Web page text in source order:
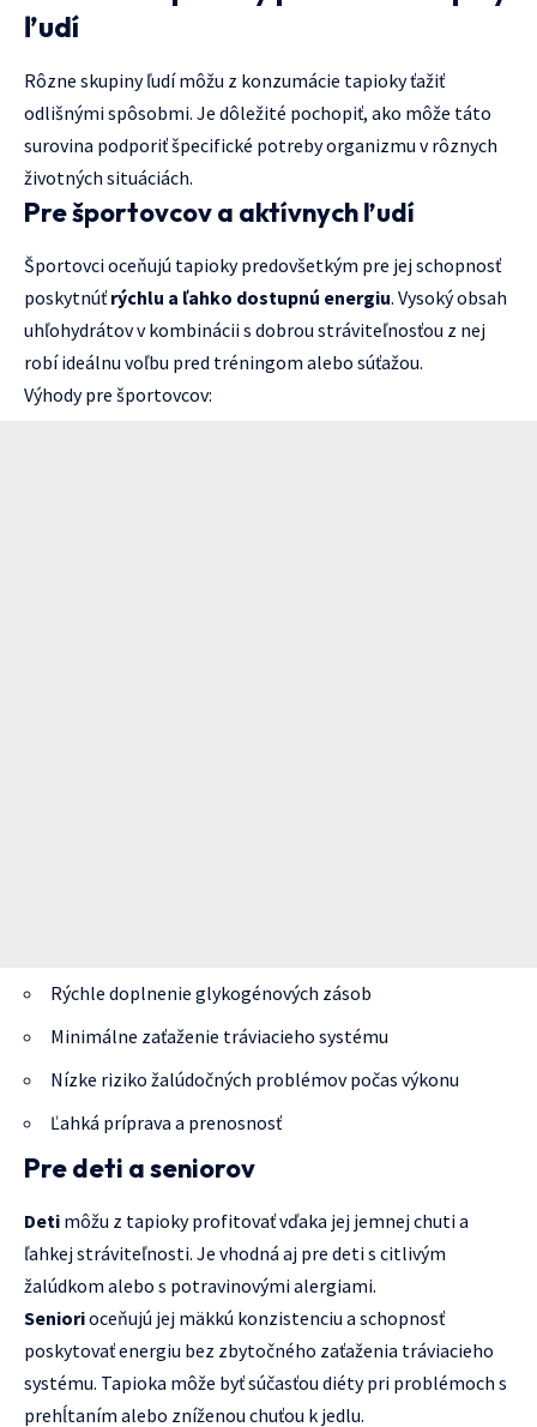
ľudí
Rôzne skupiny ľudí môžu z konzumácie tapioky ťažiť
odlišnými spôsobmi. Je dôležité pochopiť, ako môže táto
surovina podporiť špecifické potreby organizmu v rôznych
životných situáciách.
Pre športovcov a aktívnych ľudí
Športovci oceňujú tapioky predovšetkým pre jej schopnosť
poskytnúť rýchlu a ľahko dostupnú energiu. Vysoký obsah
uhľohydrátov v kombinácii s dobrou stráviteľnosťou z nej
robí ideálnu voľbu pred tréningom alebo súťažou.
Výhody pre športovcov:
Rýchle doplnenie glykogénových zásob
Minimálne zaťaženie tráviacieho systému
Nízke riziko žalúdočných problémov počas výkonu
Ľahká príprava a prenosnosť
Pre deti a seniorov
Deti môžu z tapioky profitovať vďaka jej jemnej chuti a
ľahkej stráviteľnosti. Je vhodná aj pre deti s citlivým
žalúdkom alebo s potravinovými alergiami.
Seniorioceňujú jej mäkkú konzistenciu a schopnosť
poskytovať energiu bez zbytočného zaťaženia tráviacieho
systému. Tapioka môže byť súčasťou diéty pri problémoch s
prehĺtaním alebo zníženou chuťou k jedlu.